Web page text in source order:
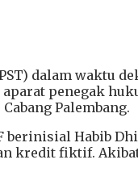
dalam waktu
penegak
Palembang.
Habib
fiktif.